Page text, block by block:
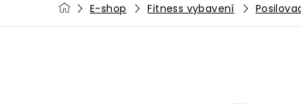
ZAKÁZKOVÁ VÝROBA
DomůE-shop Fitness vybavení